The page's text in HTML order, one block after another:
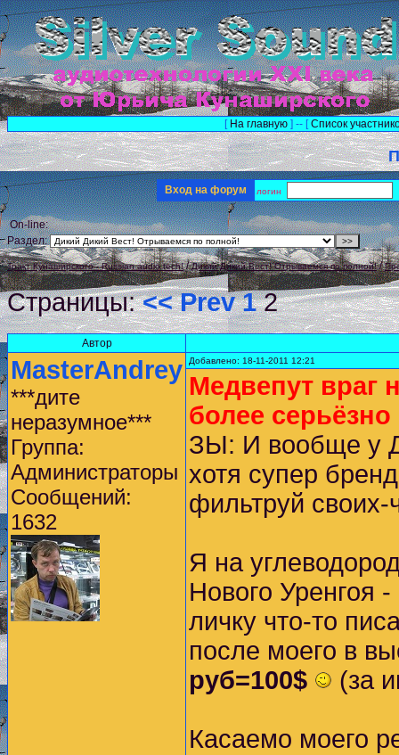
[ На главную] -- [Список
Вход на форум логин
On-line:
Раздел:
Тракт Кунаширского - Russian audio tech!/Дикий Дикий Вест! Отрываемся по полной!/
Страницы:<< Prev 1 2
Автор
MasterAndrey
***дите
неразумное***
Группа:
Администраторы
Сообщений:
1632
Добавлено: 18-11-2011 12:21
Медвепут враг
более
ЗЫ: И вообще у
хотя супер
фильтруй
Я на
Нового Уренгоя
личку что-то
после моего в
руб=100$
(за
Касаемо моего